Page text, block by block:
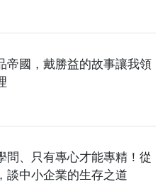
帝國，戴勝益的故事讓我領
問、只有專心才能專精！從
談中小企業的生存之道